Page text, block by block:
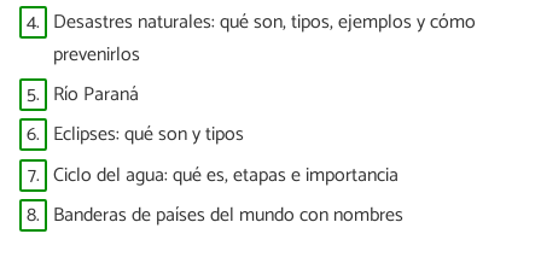
4. Desastres naturales: qué son, tipos, ejemplos y cómo
prevenirlos
5. Río Paraná
6. Eclipses: qué son y tipos
7. Ciclo del agua: qué es, etapas e importancia
8. Banderas de países del mundo con nombres